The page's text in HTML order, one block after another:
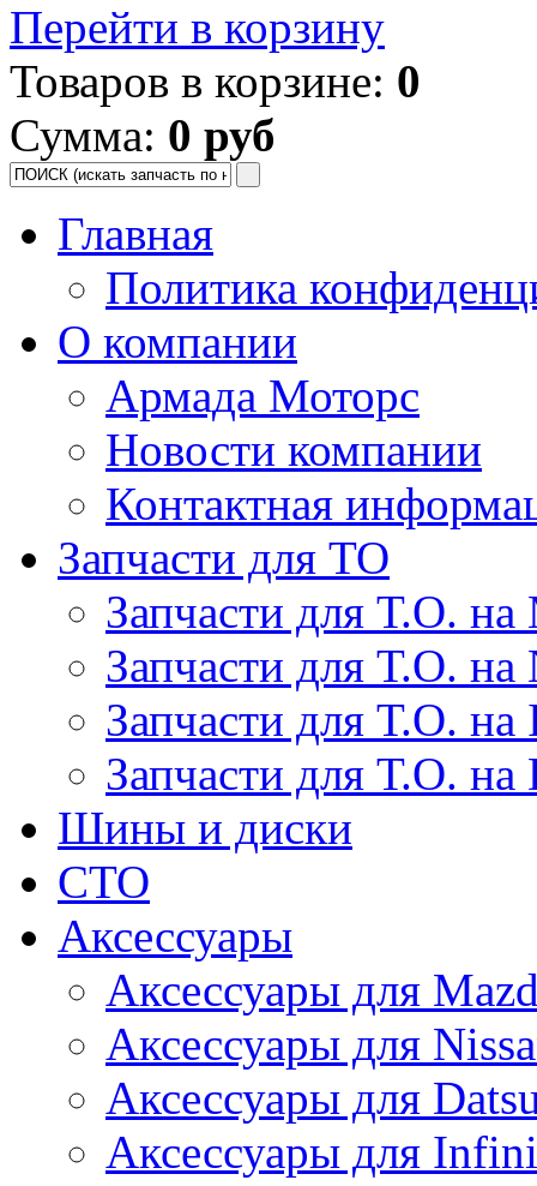
Перейти в корзину
Товаров в корзине: 0
Сумма: 0 руб
Главная
Политика
О компании
Армада Моторс
Новости компании
Контактная
Запчасти для ТО
Запчасти для Т.О. на
Запчасти для Т.О. на
Запчасти для Т.О.
Запчасти для Т.О. на
Шины и диски
СТО
Аксессуары
Аксессуары для
Аксессуары для
Аксессуары для
Аксессуары для